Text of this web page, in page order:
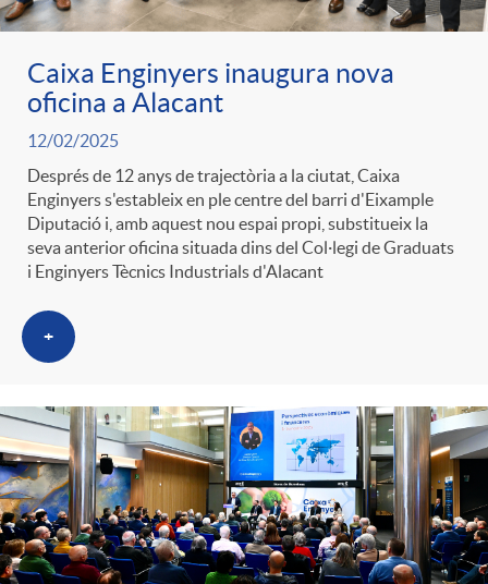
Caixa Enginyers inaugura nova
oficina a Alacant
12/02/2025
Després de 12 anys de trajectòria a la ciutat, Caixa
Enginyers s'estableix en ple centre del barri d'Eixample
Diputació i, amb aquest nou espai propi, substitueix la
seva anterior oficina situada dins del Col·legi de Graduats
i Enginyers Tècnics Industrials d'Alacant
+